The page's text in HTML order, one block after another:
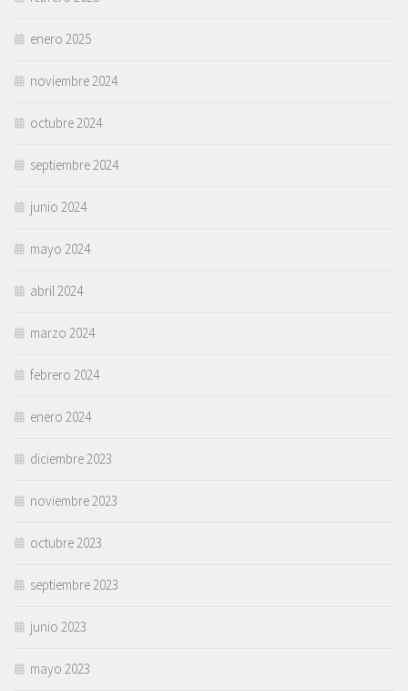
enero 2025
noviembre 2024
octubre 2024
septiembre 2024
junio 2024
mayo 2024
abril 2024
marzo 2024
febrero 2024
enero 2024
diciembre 2023
noviembre 2023
octubre 2023
septiembre 2023
junio 2023
mayo 2023